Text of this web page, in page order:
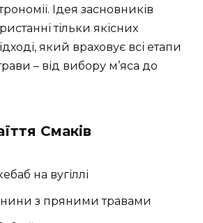
Ідея засновників
тільки якісних
який враховує всі етапи
– від вибору м’яса до
Смаків
на вугіллі
з пряними травами